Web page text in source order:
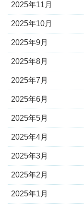
2025年11月
2025年10月
2025年9月
2025年8月
2025年7月
2025年6月
2025年5月
2025年4月
2025年3月
2025年2月
2025年1月